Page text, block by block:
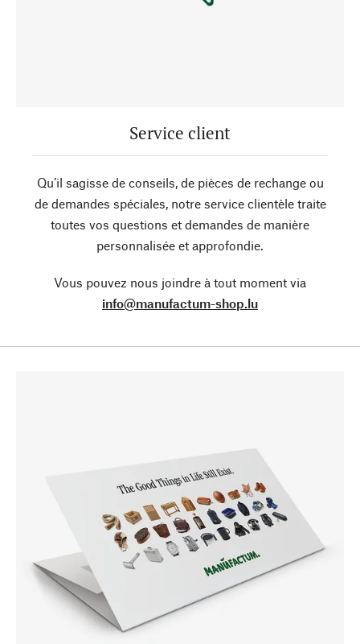
Service client
Qu’il sagisse de conseils, de pièces de rechange ou
de demandes spéciales, notre service clientèle traite
toutes vos questions et demandes de manière
personnalisée et approfondie.
Vous pouvez nous joindre à tout moment via
info@manufactum-shop.lu